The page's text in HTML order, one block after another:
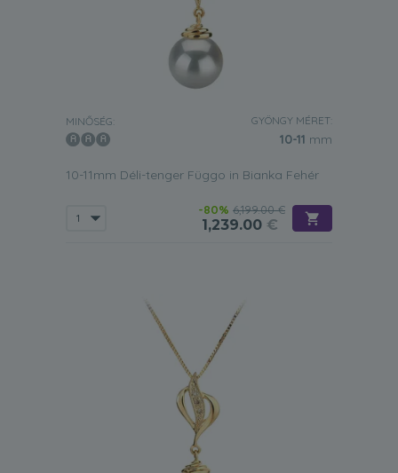
MINŐSÉG: GYÖNGY MÉRET:
10-11 mm
10-11mm Déli-tenger Függo in Bianka Fehér
-80% 6,199.00 €
1,239.00 €